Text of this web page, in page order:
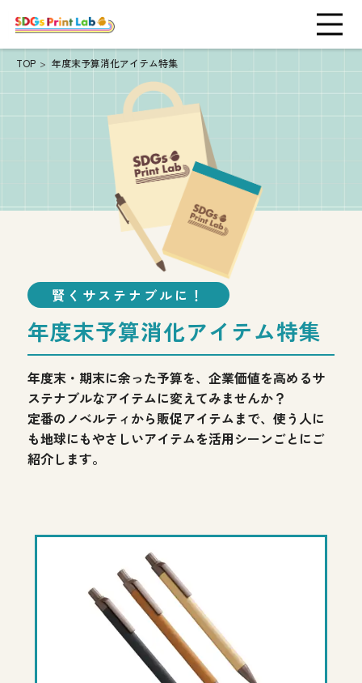
TOP 年度末予算消化アイテム特集
賢くサステナブルに！
年度末予算消化アイテム特集
年度末・期末に余った予算を、 企業価値を高めるサ
ステナブルなアイテムに変えてみませんか？
定番のノベルティから販促アイテムまで、 使う人に
も地球にもやさしいアイテムを活用シーンごとにご
紹介します。